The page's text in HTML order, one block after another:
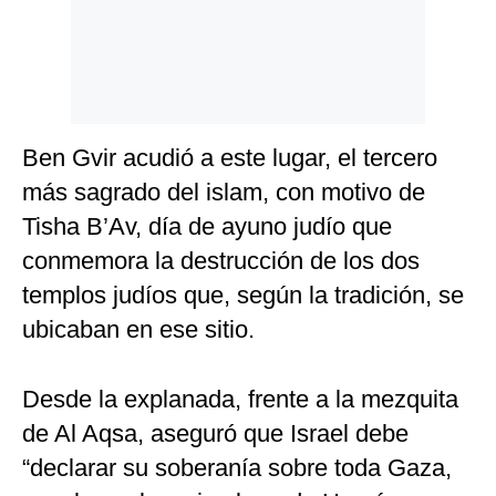
Ben Gvir acudió a este lugar, el tercero
más sagrado del islam, con motivo de
Tisha B’Av, día de ayuno judío que
conmemora la destrucción de los dos
templos judíos que, según la tradición, se
ubicaban en ese sitio.
Desde la explanada, frente a la mezquita
de Al Aqsa, aseguró que Israel debe
“declarar su soberanía sobre toda Gaza,